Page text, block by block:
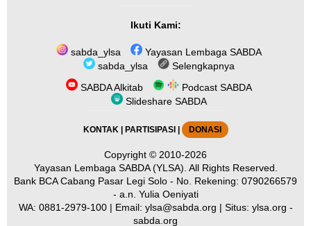
Ikuti Kami:
sabda_ylsa
Yayasan Lembaga SABDA
sabda_ylsa
Selengkapnya
SABDA Alkitab
Podcast SABDA
Slideshare SABDA
KONTAK | PARTISIPASI| DONASI
Copyright © 2010-2026
Yayasan Lembaga SABDA (YLSA). All Rights Reserved.
Bank BCA Cabang Pasar Legi Solo - No. Rekening: 0790266579
- a.n. Yulia Oeniyati
WA: 0881-2979-100| Email: ylsa@sabda.org | Situs: ylsa.org -
sabda.org